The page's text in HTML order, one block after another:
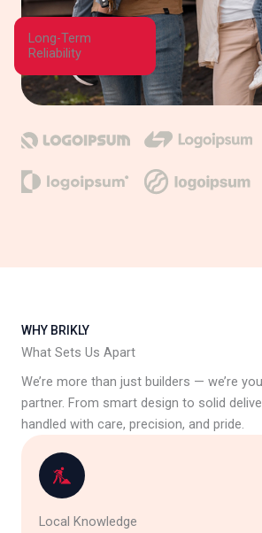
Long-Term
Reliability
Local Knowledge
WHY BRIKLY
What Sets Us Apart
We’re more than just builders — we’re
partner. From smart design to solid
handled with care, precision, and pride.